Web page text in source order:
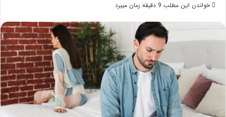
خواندن این مطلب 9 دقیقه زمان میبرد